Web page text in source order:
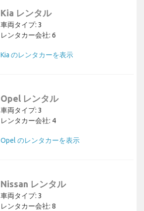
Kia レンタル
車両タイプ: 3
レンタカー会社: 6
Kia のレンタカーを表示
Opel レンタル
車両タイプ: 3
レンタカー会社: 4
Opel のレンタカーを表示
Nissan レンタル
車両タイプ: 3
レンタカー会社: 8